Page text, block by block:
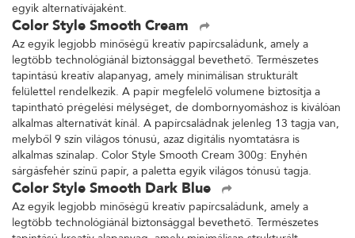
egyik alternatívájaként.
Color Style Smooth Cream
Az egyik legjobb minőségű kreatív papírcsaládunk, amely a
legtöbb technológiánál biztonsággal bevethető. Természetes
tapintású kreatív alapanyag, amely minimálisan strukturált
felülettel rendelkezik. A papír megfelelő volumene biztosítja a
tapintható prégelési mélységet, de dombornyomáshoz is kiválóan
alkalmas alternatívát kínál. A papírcsaládnak jelenleg 13 tagja van,
melyből 9 szín világos tónusú, azaz digitális nyomtatásra is
alkalmas színalap. Color Style Smooth Cream 300g: Enyhén
sárgásfehér színű papír, a paletta egyik világos tónusú tagja.
Color Style Smooth Dark Blue
Az egyik legjobb minőségű kreatív papírcsaládunk, amely a
legtöbb technológiánál biztonsággal bevethető. Természetes